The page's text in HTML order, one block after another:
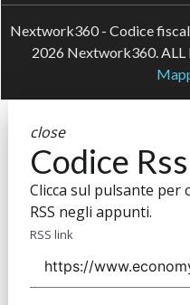
Nextwork360 - Codice
2026 Nextwork360. ALL
close
Codice Rss
Clicca sul pulsante per
RSS negli appunti.
RSS link